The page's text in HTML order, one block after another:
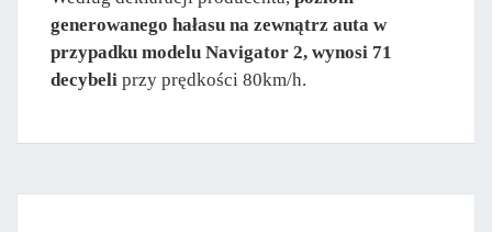
generowanego hałasu na zewnątrz auta w
przypadku modelu Navigator 2, wynosi 71
decybeli przy prędkości 80km/h.